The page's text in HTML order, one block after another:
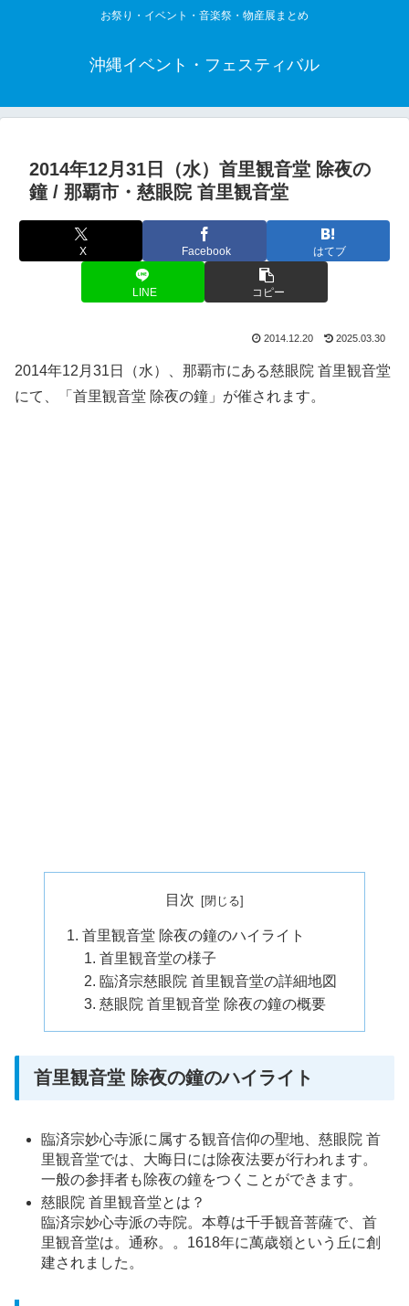
お祭り・イベント・音楽祭・物産展まとめ
沖縄イベント・フェスティバル
2014年12月31日（水）首里観音堂 除夜の
鐘 / 那覇市・慈眼院 首里観音堂
X Facebook はてブ
LINE コピー
2014.12.20 2025.03.30
2014年12月31日（水）、那覇市にある慈眼院 首里観音堂
にて、「首里観音堂 除夜の鐘」が催されます。
目次
首里観音堂 除夜の鐘のハイライト
首里観音堂の様子
臨済宗慈眼院 首里観音堂の詳細地図
慈眼院 首里観音堂 除夜の鐘の概要
首里観音堂 除夜の鐘のハイライト
臨済宗妙心寺派に属する観音信仰の聖地、慈眼院 首
里観音堂では、大晦日には除夜法要が行われます。
一般の参拝者も除夜の鐘をつくことができます。
慈眼院 首里観音堂とは？
臨済宗妙心寺派の寺院。本尊は千手観音菩薩で、首
里観音堂は。通称。。1618年に萬歳嶺という丘に創
建されました。